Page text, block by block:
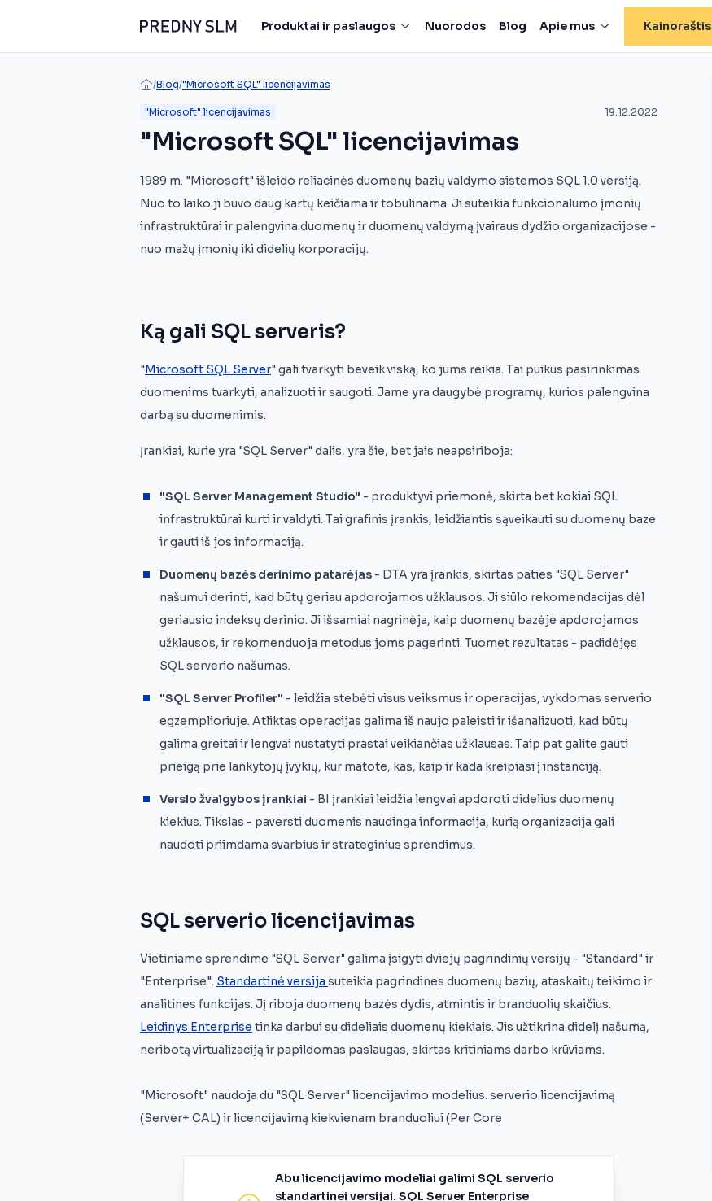
Produktai ir paslaugos Nuorodos Blog Apie mus Kainoraštis
/Blog/"Microsoft SQL" licencijavimas
"Microsoft" licencijavimas 19.12.2022
"Microsoft SQL" licencijavimas
1989 m. "Microsoft" išleido reliacinės duomenų bazių valdymo sistemos SQL 1.0 versiją.
Nuo to laiko ji buvo daug kartų keičiama ir tobulinama. Ji suteikia funkcionalumo įmonių
infrastruktūrai ir palengvina duomenų ir duomenų valdymą įvairaus dydžio organizacijose -
nuo mažų įmonių iki didelių korporacijų.
Ką gali SQL serveris?
"Microsoft SQL Server" gali tvarkyti beveik viską, ko jums reikia. Tai puikus pasirinkimas
duomenims tvarkyti, analizuoti ir saugoti. Jame yra daugybė programų, kurios palengvina
darbą su duomenimis.
Įrankiai, kurie yra "SQL Server" dalis, yra šie, bet jais neapsiriboja:
"SQL Server Management Studio" - produktyvi priemonė, skirta bet kokiai SQL
infrastruktūrai kurti ir valdyti. Tai grafinis įrankis, leidžiantis sąveikauti su duomenų baze
ir gauti iš jos informaciją.
Duomenų bazės derinimo patarėjas - DTA yra įrankis, skirtas paties "SQL Server"
našumui derinti, kad būtų geriau apdorojamos užklausos. Ji siūlo rekomendacijas dėl
geriausio indeksų derinio. Ji išsamiai nagrinėja, kaip duomenų bazėje apdorojamos
užklausos, ir rekomenduoja metodus joms pagerinti. Tuomet rezultatas - padidėjęs
SQL serverio našumas.
"SQL Server Profiler" - leidžia stebėti visus veiksmus ir operacijas, vykdomas serverio
egzemplioriuje. Atliktas operacijas galima iš naujo paleisti ir išanalizuoti, kad būtų
galima greitai ir lengvai nustatyti prastai veikiančias užklausas. Taip pat galite gauti
prieigą prie lankytojų įvykių, kur matote, kas, kaip ir kada kreipiasi į instanciją.
Verslo žvalgybos įrankiai - BI įrankiai leidžia lengvai apdoroti didelius duomenų
kiekius. Tikslas - paversti duomenis naudinga informacija, kurią organizacija gali
naudoti priimdama svarbius ir strateginius sprendimus.
SQL serverio licencijavimas
Vietiniame sprendime "SQL Server" galima įsigyti dviejų pagrindinių versijų - "Standard" ir
"Enterprise". Standartinė versija suteikia pagrindines duomenų bazių, ataskaitų teikimo ir
analitines funkcijas. Jį riboja duomenų bazės dydis, atmintis ir branduolių skaičius.
Leidinys Enterprise tinka darbui su dideliais duomenų kiekiais. Jis užtikrina didelį našumą,
neribotą virtualizaciją ir papildomas paslaugas, skirtas kritiniams darbo krūviams.
"Microsoft" naudoja du "SQL Server" licencijavimo modelius: serverio licencijavimą
(Server+ CAL) ir licencijavimą kiekvienam branduoliui (Per Core
Abu licencijavimo modeliai galimi SQL serverio
standartinei versijai. SQL Server Enterprise